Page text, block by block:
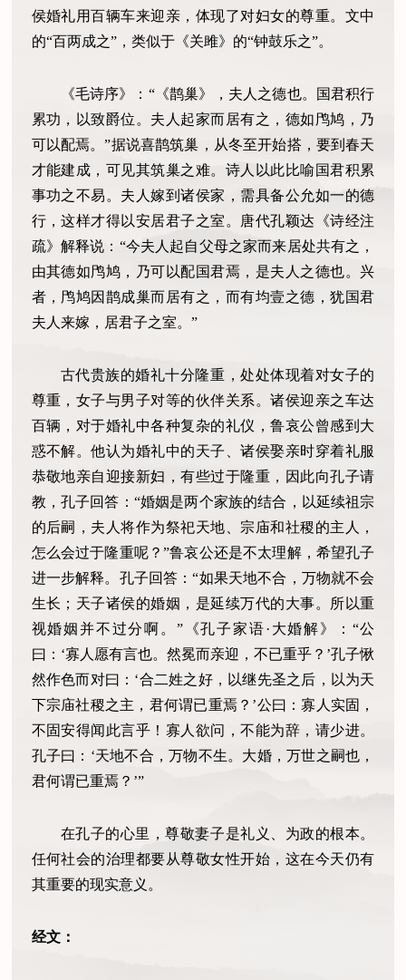
侯婚礼用百辆车来迎亲，体现了对妇女的尊重。文中
的“百两成之”，类似于《关雎》的“钟鼓乐之”。
《毛诗序》：“《鹊巢》，夫人之德也。国君积行
累功，以致爵位。夫人起家而居有之，德如鸤鸠，乃
可以配焉。”据说喜鹊筑巢，从冬至开始搭，要到春天
才能建成，可见其筑巢之难。诗人以此比喻国君积累
事功之不易。夫人嫁到诸侯家，需具备公允如一的德
行，这样才得以安居君子之室。唐代孔颖达《诗经注
疏》解释说：“今夫人起自父母之家而来居处共有之，
由其德如鸤鸠，乃可以配国君焉，是夫人之德也。兴
者，鸤鸠因鹊成巢而居有之，而有均壹之德，犹国君
夫人来嫁，居君子之室。”
古代贵族的婚礼十分隆重，处处体现着对女子的
尊重，女子与男子对等的伙伴关系。诸侯迎亲之车达
百辆，对于婚礼中各种复杂的礼仪，鲁哀公曾感到大
惑不解。他认为婚礼中的天子、诸侯娶亲时穿着礼服
恭敬地亲自迎接新妇，有些过于隆重，因此向孔子请
教，孔子回答：“婚姻是两个家族的结合，以延续祖宗
的后嗣，夫人将作为祭祀天地、宗庙和社稷的主人，
怎么会过于隆重呢？”鲁哀公还是不太理解，希望孔子
进一步解释。孔子回答：“如果天地不合，万物就不会
生长；天子诸侯的婚姻，是延续万代的大事。所以重
视婚姻并不过分啊。”《孔子家语·大婚解》：“公
曰：‘寡人愿有言也。然冕而亲迎，不已重乎？’孔子愀
然作色而对曰：‘合二姓之好，以继先圣之后，以为天
下宗庙社稷之主，君何谓已重焉？’公曰：寡人实固，
不固安得闻此言乎！寡人欲问，不能为辞，请少进。
孔子曰：‘天地不合，万物不生。大婚，万世之嗣也，
君何谓已重焉？’”
在孔子的心里，尊敬妻子是礼义、为政的根本。
任何社会的治理都要从尊敬女性开始，这在今天仍有
其重要的现实意义。
经文：